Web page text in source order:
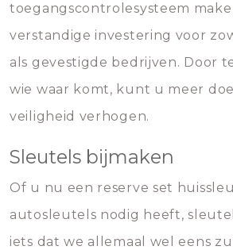
toegangscontrolesysteem
verstandige investering voor
als gevestigde bedrijven. Door
wie waar komt, kunt u meer
veiligheid verhogen.
Sleutels bijmaken
Of u nu een reserve set
autosleutels nodig heeft,
iets dat we allemaal wel eens